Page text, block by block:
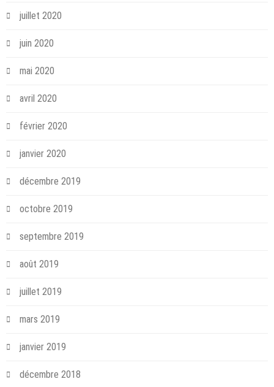
juillet 2020
juin 2020
mai 2020
avril 2020
février 2020
janvier 2020
décembre 2019
octobre 2019
septembre 2019
août 2019
juillet 2019
mars 2019
janvier 2019
décembre 2018